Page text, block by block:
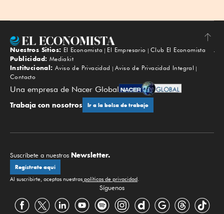
Subir
Nuestros Sitios: El Economista El Empresario
Club El Economista
Publicidad: Mediakit
Institucional: Aviso de Privacidad
Aviso de Privacidad Integral
Contacto
Una empresa de Nacer Global
Trabaja con nosotros Ir a la bolsa de trabajo
Suscríbete a nuestros Newsletter.
Regístrate aquí
Al suscribirte, aceptas nuestras políticas de privacidad
Síguenos